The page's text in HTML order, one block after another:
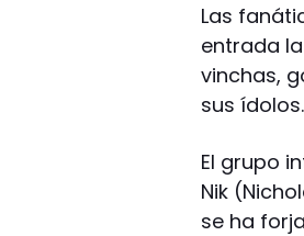
Las
entrada
vinchas,
sus ídolos.
El grupo
Nik
se ha